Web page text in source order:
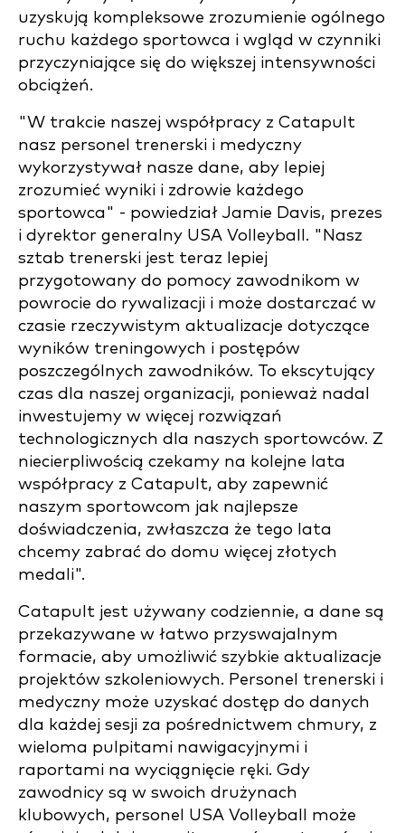
uzyskują kompleksowe zrozumienie ogólnego
ruchu każdego sportowca i wgląd w czynniki
przyczyniające się do większej intensywności
obciążeń.
"W trakcie naszej współpracy z Catapult
nasz personel trenerski i medyczny
wykorzystywał nasze dane, aby lepiej
zrozumieć wyniki i zdrowie każdego
sportowca" - powiedział Jamie Davis, prezes
i dyrektor generalny USA Volleyball. "Nasz
sztab trenerski jest teraz lepiej
przygotowany do pomocy zawodnikom w
powrocie do rywalizacji i może dostarczać w
czasie rzeczywistym aktualizacje dotyczące
wyników treningowych i postępów
poszczególnych zawodników. To ekscytujący
czas dla naszej organizacji, ponieważ nadal
inwestujemy w więcej rozwiązań
technologicznych dla naszych sportowców. Z
niecierpliwością czekamy na kolejne lata
współpracy z Catapult, aby zapewnić
naszym sportowcom jak najlepsze
doświadczenia, zwłaszcza że tego lata
chcemy zabrać do domu więcej złotych
medali".
Catapult jest używany codziennie, a dane są
przekazywane w łatwo przyswajalnym
formacie, aby umożliwić szybkie aktualizacje
projektów szkoleniowych. Personel trenerski i
medyczny może uzyskać dostęp do danych
dla każdej sesji za pośrednictwem chmury, z
wieloma pulpitami nawigacyjnymi i
raportami na wyciągnięcie ręki. Gdy
zawodnicy są w swoich drużynach
klubowych, personel USA Volleyball może